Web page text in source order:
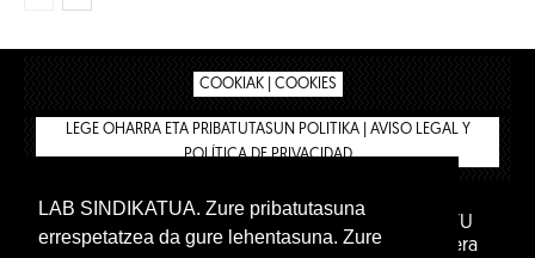
COOKIAK | COOKIES
LEGE OHARRA ETA PRIBATUTASUN POLITIKA | AVISO LEGAL Y
POLÍTICA DE PRIVACIDAD
IPAR HEGOA FUNDAZIOA
AFILIATU
DENDA
BARNE GUNEA 🔑 Euskara Gaztelera
LAB SINDIKATUA. Zure pribatutasuna
errespetatzea da gure lehentasuna. Zure